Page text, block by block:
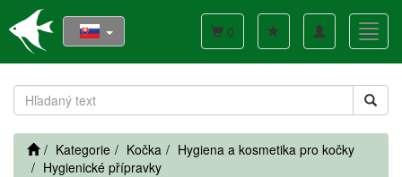
Toggle
navigation
0
Kategorie Kočka
Hygiena a kosmetika pro kočky
Hygienické přípravky